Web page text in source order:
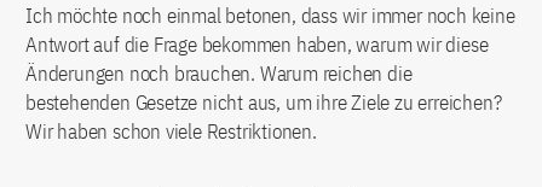
Ich möchte noch einmal betonen, dass wir immer noch keine
Antwort auf die Frage bekommen haben, warum wir diese
Änderungen noch brauchen. Warum reichen die
bestehenden Gesetze nicht aus, um ihre Ziele zu erreichen?
Wir haben schon viele Restriktionen.